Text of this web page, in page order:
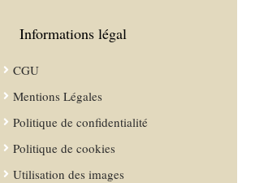
Informations légal
CGU
Mentions Légales
Politique de confidentialité
Politique de cookies
Utilisation des images